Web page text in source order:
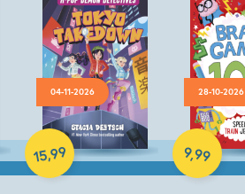
04-11-2026
15,99
Hardcover
28-10-2026
9,99
Paperback